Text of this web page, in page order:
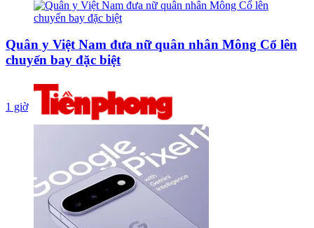
Quân y Việt Nam đưa nữ quân nhân Mông Cổ lên
chuyến bay đặc biệt
1 giờ